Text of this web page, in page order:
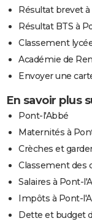
Résultat brevet
Résultat BTS à
Classement
Académie de
Envoyer une
En savoir plus
Pont-l'Abbé
Maternités à
Crèches et
Classement des
Salaires à Pont-
Impôts à Pont-
Dette et budget